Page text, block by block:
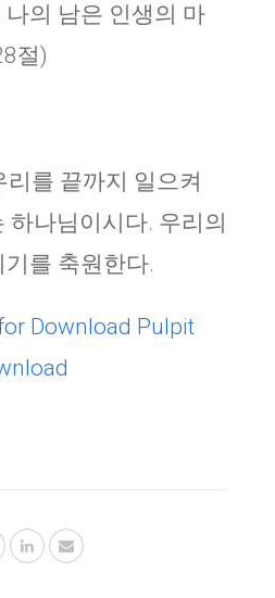
의 남은 인생의 마
절)
를 끝까지 일으켜
하나님이시다. 우리의
를 축원한다.
Download Pulpit